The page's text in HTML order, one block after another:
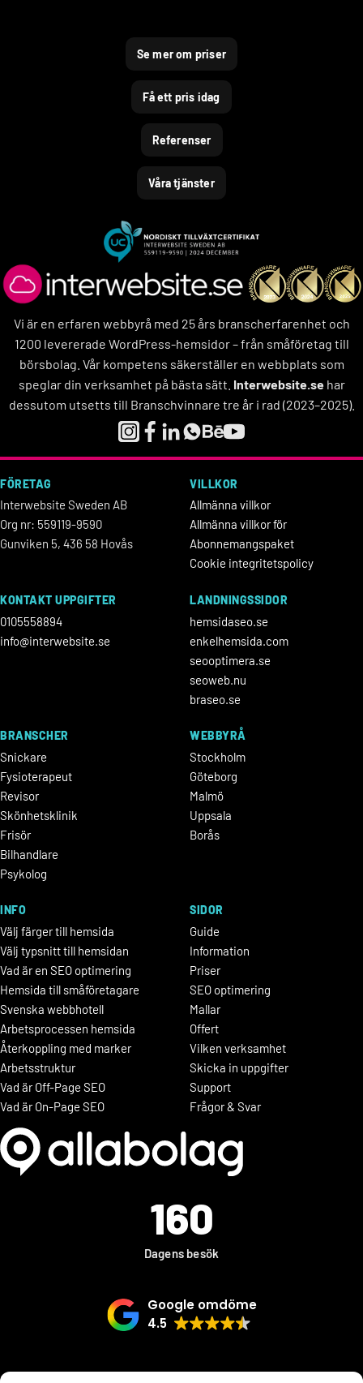
Se mer om priser
Få ett pris idag
Referenser
Våra tjänster
Vi är en erfaren webbyrå med 25 års branscherfarenhet och
1200 levererade WordPress-hemsidor – från småföretag till
börsbolag. Vår kompetens säkerställer en webbplats som
speglar din verksamhet på bästa sätt. Interwebsite.sehar
dessutom utsetts till Branschvinnare tre år i rad (2023–2025).
FÖRETAG
Interwebsite Sweden AB
Org nr: 559119-9590
Gunviken 5, 436 58 Hovås
VILLKOR
Allmänna villkor
Allmänna villkor för
Abonnemangspaket
Cookie integritetspolicy
KONTAKT UPPGIFTER
0105558894
info@interwebsite.se
LANDNINGSSIDOR
hemsidaseo.se
enkelhemsida.com
seooptimera.se
seoweb.nu
braseo.se
BRANSCHER
Snickare
Fysioterapeut
Revisor
Skönhetsklinik
Frisör
Bilhandlare
Psykolog
WEBBYRÅ
Stockholm
Göteborg
Malmö
Uppsala
Borås
INFO
Välj färger till hemsida
Välj typsnitt till hemsidan
Vad är en SEO optimering
Hemsida till småföretagare
Svenska webbhotell
Arbetsprocessen hemsida
Återkoppling med marker
Arbetsstruktur
Vad är Off-Page SEO
Vad är On-Page SEO
SIDOR
Guide
Information
Priser
SEO optimering
Mallar
Offert
Vilken verksamhet
Skicka in uppgifter
Support
Frågor & Svar
160
Dagens besök
Google omdöme
4.5